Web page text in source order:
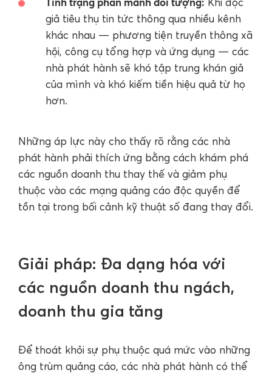
giả tiêu thụ tin tức thông qua nhiều kênh
khác nhau — phương tiện truyền thông xã
hội, công cụ tổng hợp và ứng dụng — các
nhà phát hành sẽ khó tập trung khán giả
của mình và khó kiếm tiền hiệu quả từ họ
hơn.
Những áp lực này cho thấy rõ rằng các nhà
phát hành phải thích ứng bằng cách khám phá
các nguồn doanh thu thay thế và giảm phụ
thuộc vào các mạng quảng cáo độc quyền để
tồn tại trong bối cảnh kỹ thuật số đang thay đổi.
Giải pháp: Đa dạng hóa với
các nguồn doanh thu ngách,
doanh thu gia tăng
Để thoát khỏi sự phụ thuộc quá mức vào những
ông trùm quảng cáo, các nhà phát hành có thể